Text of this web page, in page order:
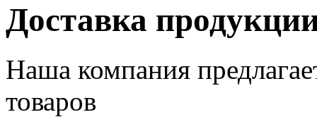
Доставка
Наша компания
товаров